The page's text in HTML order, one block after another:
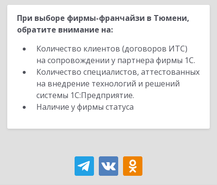
При выборе фирмы-франчайзи в Тюмени,
обратите внимание на:
Количество клиентов (договоров ИТС)
на сопровождении у партнера фирмы 1С.
Количество специалистов, аттестованных
на внедрение технологий и решений
системы 1С:Предприятие.
Наличие у фирмы статуса